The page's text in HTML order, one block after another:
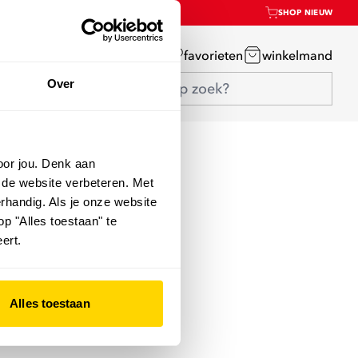
Over
jou. Denk aan
website verbeteren. Met
Als je onze website
"Alles toestaan" te
Alles toestaan
SHOP NIEUW
favorieten winkelmand